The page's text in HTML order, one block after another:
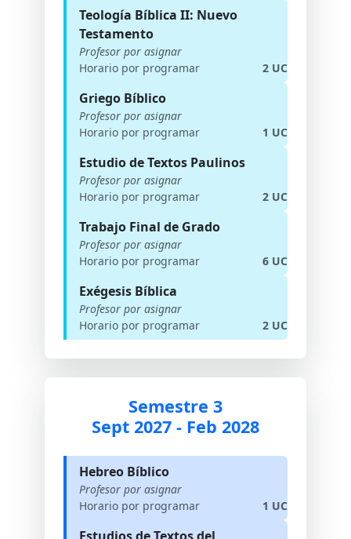
Teología Bíblica II: Nuevo
Testamento
Profesor por asignar
Horario por programar
2 UC
Griego Bíblico
Profesor por asignar
Horario por programar
1 UC
Estudio de Textos Paulinos
Profesor por asignar
Horario por programar
2 UC
Trabajo Final de Grado
Profesor por asignar
Horario por programar
6 UC
Exégesis Bíblica
Profesor por asignar
Horario por programar
2 UC
Semestre 3
Sept 2027 - Feb 2028
Hebreo Bíblico
Profesor por asignar
Horario por programar
1 UC